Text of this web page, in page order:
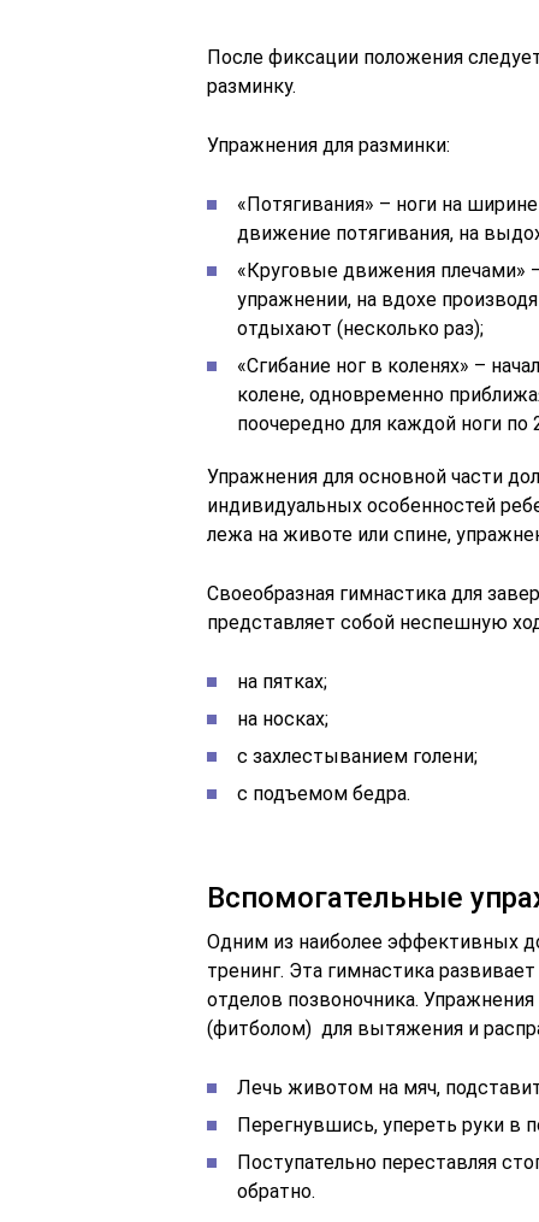
После фиксации положения
разминку.
Упражнения для разминки:
«Потягивания» – ноги на
движение потягивания, на
«Круговые движения плечами»
упражнении, на вдохе
отдыхают (несколько раз);
«Сгибание ног в коленях» –
колене, одновременно
поочередно для каждой ноги по
Упражнения для основной части
индивидуальных особенностей
лежа на животе или спине,
Своеобразная гимнастика для
представляет собой неспешную
на пятках;
на носках;
с захлестыванием голени;
с подъемом бедра.
Вспомогательные
Одним из наиболее эффективных
тренинг. Эта гимнастика
отделов позвоночника.
(фитболом) для вытяжения и
Лечь животом на мяч,
Перегнувшись, упереть руки в
Поступательно переставляя
обратно.